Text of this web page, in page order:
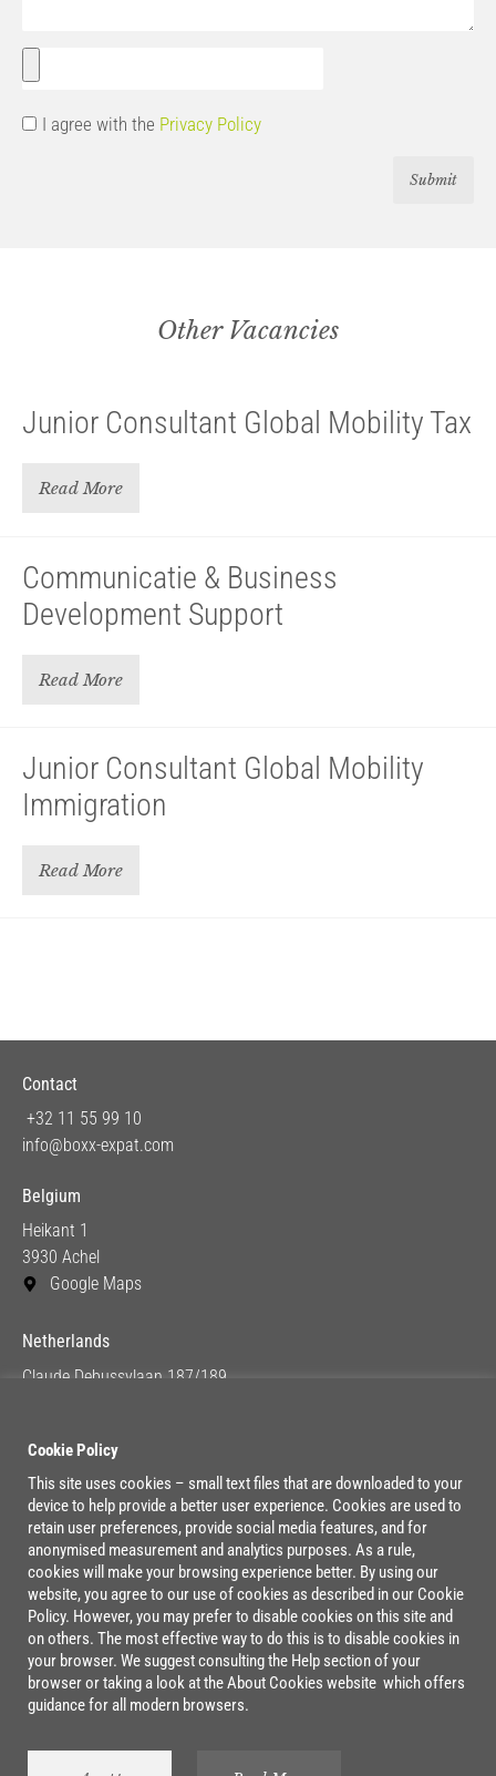
I agree with the Privacy Policy
Submit
Other Vacancies
Junior Consultant Global Mobility Tax
Read More
Communicatie & Business
Development Support
Read More
Junior Consultant Global Mobility
Immigration
Read More
Contact
+32 11 55 99 10
info@boxx-expat.com
Belgium
Heikant 1
3930 Achel
Google Maps
Netherlands
Claude Debussylaan 187/189
Lage Mosten 37/47
4822 NK Breda
Google Maps
Cookie Policy
This site uses cookies – small text files that are downloaded to your
device to help provide a better user experience. Cookies are used to
retain user preferences, provide social media features, and for
anonymised measurement and analytics purposes. As a rule,
cookies will make your browsing experience better. By using our
website, you agree to our use of cookies as described in our Cookie
Policy. However, you may prefer to disable cookies on this site and
on others. The most effective way to do this is to disable cookies in
your browser. We suggest consulting the Help section of your
browser or taking a look at the About Cookies website which offers
guidance for all modern browsers.